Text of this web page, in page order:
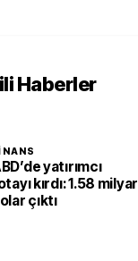
Haberler
yatırımcı
kırdı: 1.58 milyar
çıktı